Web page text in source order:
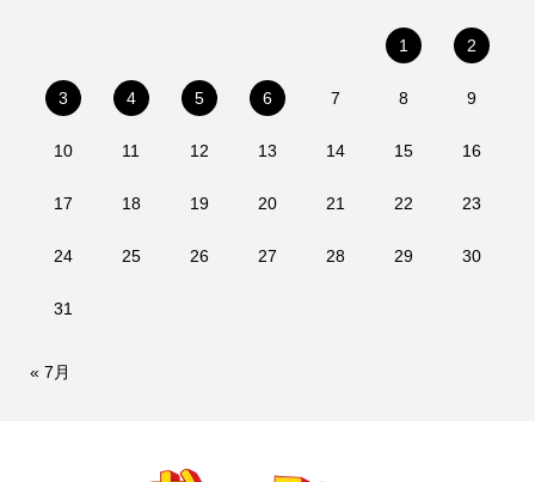
1 2
3 4 5 6 7 8 9
10 11 12 13 14 15 16
17 18 19 20 21 22 23
24 25 26 27 28 29 30
31
« 7月